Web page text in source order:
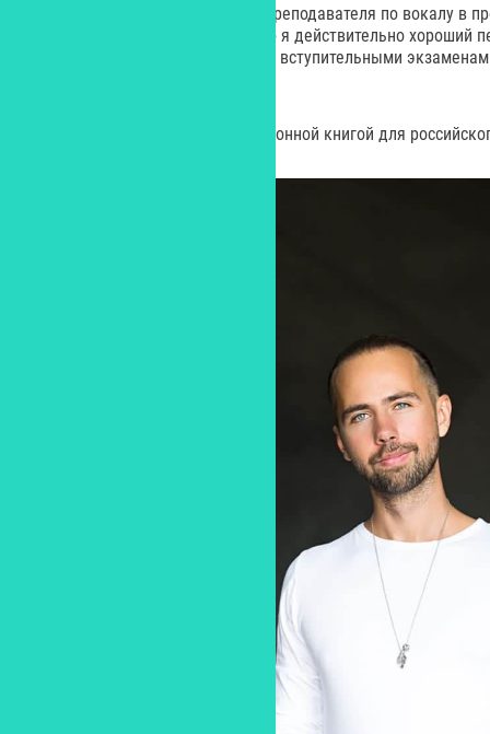
На мой взгляд - главный успех преподавателя по вокалу в
дало мне уверенность в том, что я действительно хороший
двум девушкам подготовиться к вступительными
Сейчас я работаю над революционной книгой для